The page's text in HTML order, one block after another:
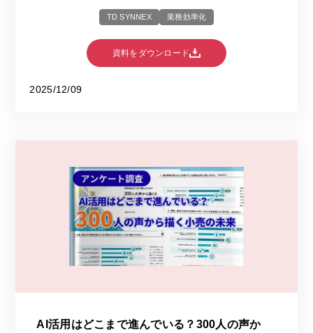
TD SYNNEX 業務効率化
資料をダウンロード
2025/12/09
AI活用はどこまで進んでいる？​300人の声か